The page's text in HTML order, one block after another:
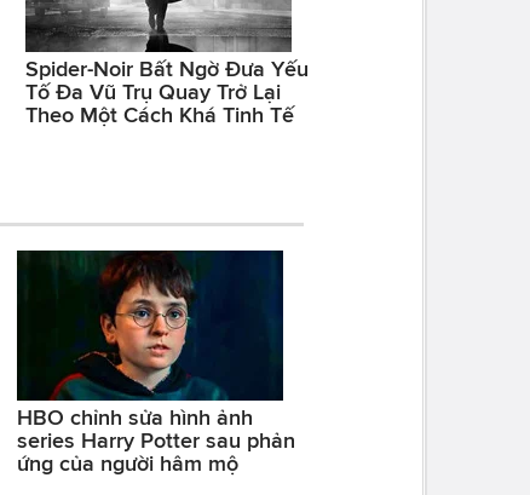
Spider-Noir Bất Ngờ Đưa Yếu
Tố Đa Vũ Trụ Quay Trở Lại
Theo Một Cách Khá Tinh Tế
HBO chỉnh sửa hình ảnh
series Harry Potter sau phản
ứng của người hâm mộ